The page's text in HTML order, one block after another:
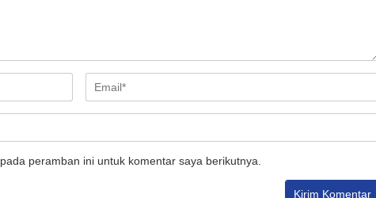
peramban ini untuk komentar saya berikutnya.